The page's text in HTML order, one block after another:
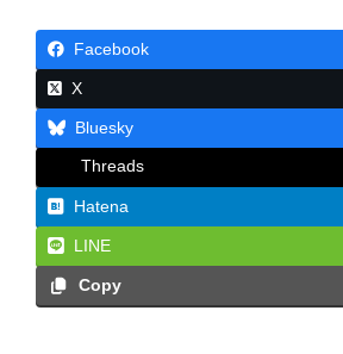
Facebook
X
Bluesky
Threads
Hatena
LINE
Copy